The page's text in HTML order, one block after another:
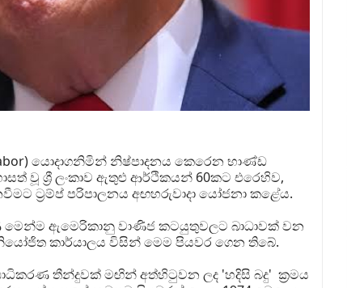
යොදාගනිමින් නිෂ්පාදනය කෙරෙන භාණ්ඩ
වූ ශ්‍රී ලංකාව ඇතුළු ආර්ථිකයන් 60කට එරෙහිව,
ට්‍රම්ප් පරිපාලනය අඟහරුවාදා යෝජනා කළේය.
මෙන්ම ඇමෙරිකානු වාණිජ කටයුතුවලට බාධාවක් වන
කාර්යාලය විසින් මෙම පියවර ගෙන තිබේ.
තීන්දුවක් මඟින් අත්හිටුවන ලද 'හදිසි බදු' ක්‍රමය